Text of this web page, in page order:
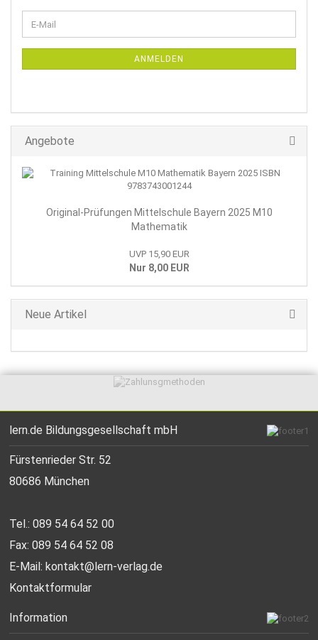
ZUR
E-
Mail
ANMELDEN
Angebote
Original-Prüfungen Mittelschule Bayern 2025 M10
Mathematik
UVP 15,90 EUR
Nur 8,00 EUR
Neue Artikel
lern.de Bildungsgesellschaft mbH
Fürstenrieder Str. 52
80686 München
Tel.: 089 54 64 52 00
Fax: 089 54 64 52 08
E-Mail:kontakt@lern-verlag.de
Kontaktformular
Information